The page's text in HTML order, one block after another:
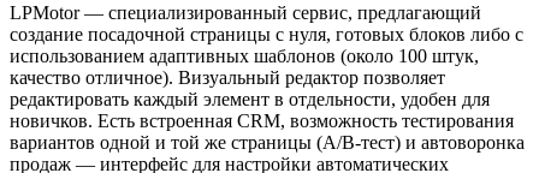
LPMotor — специализированный сервис, предлагающий
создание посадочной страницы с нуля, готовых блоков либо с
использованием адаптивных шаблонов (около 100 штук,
качество отличное). Визуальный редактор позволяет
редактировать каждый элемент в отдельности, удобен для
новичков. Есть встроенная CRM, возможность тестирования
вариантов одной и той же страницы (A/B-тест) и автоворонка
продаж — интерфейс для настройки автоматических